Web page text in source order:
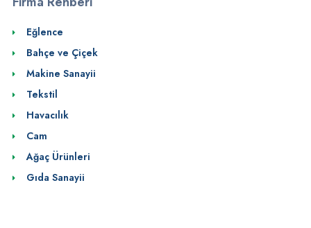
Eğlence
Bahçe ve Çiçek
Makine Sanayii
Tekstil
Havacılık
Cam
Ağaç Ürünleri
Gıda Sanayii